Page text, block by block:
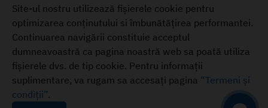
Catalog electronic, August 2025
Mobilă pentru casa ta
+373 22 855-333
Termeni și condiții
© 2026ambianta.md
Site-ul nostru utilizează fișierele cookie pentru
optimizarea conținutului si îmbunătățirea performantei.
Continuarea navigării constituie acceptul
dumneavoastră ca pagina noastră web sa poată utiliza
fișierele dvs. de tip cookie. Pentru informații
suplimentare, va rugam sa accesați pagina “Termeni și
condiții”.